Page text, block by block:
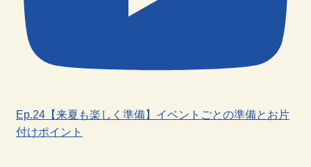
Ep.24【来夏も楽しく準備】イベントごとの準備とお片
付けポイント